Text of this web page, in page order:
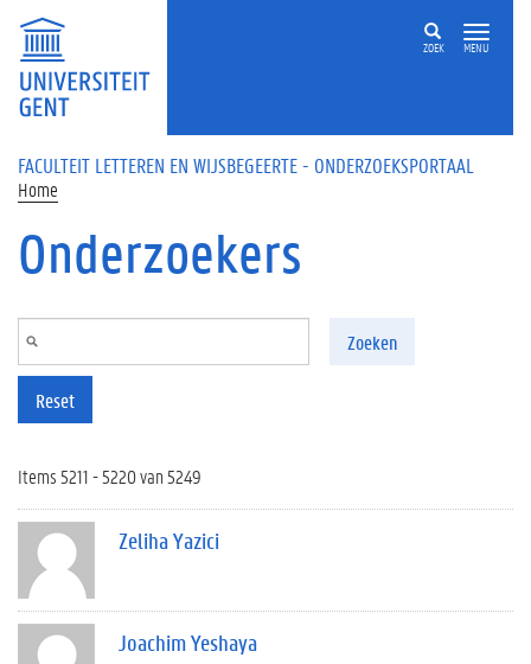
Overslaan en naar de inhoud gaan
ZOEK MENU
FACULTEIT LETTEREN EN WIJSBEGEERTE - ONDERZOEKSPORTAAL
Home
Onderzoekers
Zoeken
Reset
Items 5211 - 5220 van 5249
Zeliha Yazici
Joachim Yeshaya